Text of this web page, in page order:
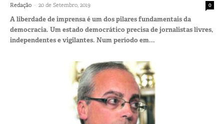
Redação - 20 de Setembro, 2019 0
A liberdade de imprensa é um dos pilares fundamentais da
democracia. Um estado democrático precisa de jornalistas livres,
independentes e vigilantes. Num período em...